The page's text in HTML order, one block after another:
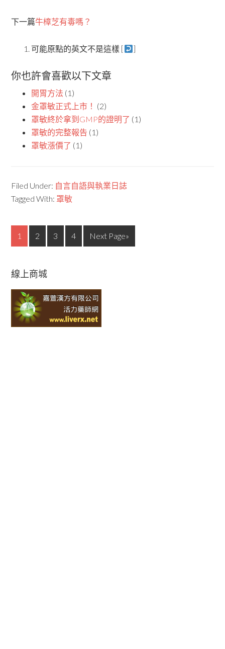
下一篇牛樟芝有毒嗎？
可能原點的英文不是這樣 [ ]
你也許會喜歡以下文章
開胃方法 (1)
金罩敏正式上市！ (2)
罩敏終於拿到GMP的證明了 (1)
罩敏的完整報告 (1)
罩敏漲價了 (1)
Filed Under: 自言自語與執業日誌
Tagged With: 罩敏
1 2 3 4 Next Page»
線上商城